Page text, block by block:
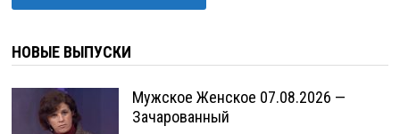
НОВЫЕ ВЫПУСКИ
Мужское Женское 07.08.2026 —
Зачарованный